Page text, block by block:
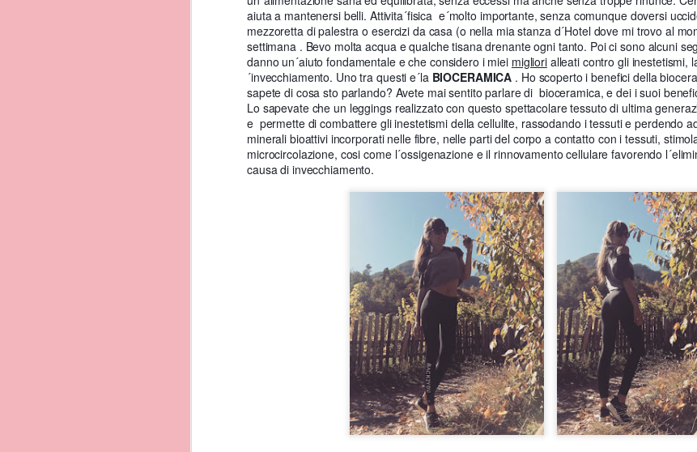
aiuta a mantenersi belli. Attivita´fisica e´molto importante, senza comunque doversi
mezzoretta di palestra o esercizi da casa (o nella mia stanza d´Hotel dove mi trovo al
settimana . Bevo molta acqua e qualche tisana drenante ogni tanto. Poi ci sono alcuni
danno un´aiuto fondamentale e che considero i miei migliorialleati contro gli inestetismi,
´invecchiamento. Uno tra questi e´la BIOCERAMICA . Ho scoperto i benefici della
sapete di cosa sto parlando? Avete mai sentito parlare di bioceramica, e dei i suoi
Lo sapevate che un leggings realizzato con questo spettacolare tessuto di ultima
e permette di combattere gli inestetismi della cellulite, rassodando i tessuti e perdendo
minerali bioattivi incorporati nelle fibre, nelle parti del corpo a contatto con i tessuti,
microcircolazione, cosi come l´ossigenazione e il rinnovamento cellulare favorendo
causa di invecchiamento.
Il mio luogo prefeito in assoluto di Procida e´ la Corricella.
Marina di Corricella e´il borgo dei pescatori piu antico dell´isola di Procida ,
percorrendo a piedi circa 1 km dal porto dove vi lascia il traghetto/ aliscafo.